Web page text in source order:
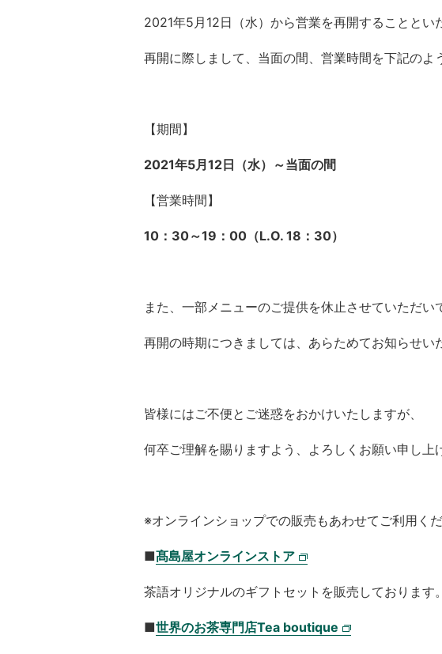
2021年5月12日（水）から営業を再開することとい
再開に際しまして、当面の間、営業時間を下記のよ
【期間】
2021年5月12日（水）～当面の間
【営業時間】
10：30～19：00（L.O. 18：30）
また、一部メニューのご提供を休止させていただい
再開の時期につきましては、あらためてお知らせい
皆様にはご不便とご迷惑をおかけいたしますが、
何卒ご理解を賜りますよう、よろしくお願い申し上
※オンラインショップでの販売もあわせてご利用くだ
■髙島屋オンラインストア
茶語オリジナルのギフトセットを販売しております。
■世界のお茶専門店Tea boutique